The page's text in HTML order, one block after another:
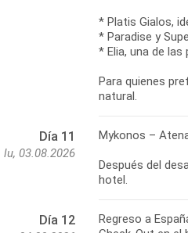
* Platis Gialos,
* Paradise y
* Elia, una de
Para quienes
Día 11
lu, 03.08.2026
Mykonos –
Después del
Día 12
Regreso a